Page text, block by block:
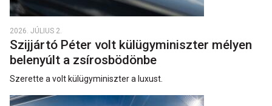
2026. JÚLIUS 2.
Szijjártó Péter volt külügyminiszter mélyen
belenyúlt a zsírosbödönbe
Szerette a volt külügyminiszter a luxust.